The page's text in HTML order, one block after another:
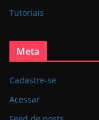
Tutoriais
Meta
Cadastre-se
Acessar